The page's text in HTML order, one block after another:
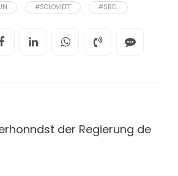
#SOLOVIEFF #SREL
der Regierung de